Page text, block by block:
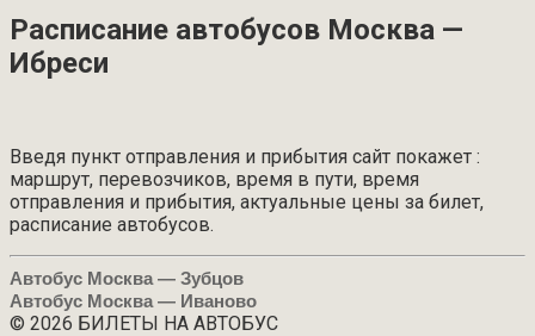
Расписание автобусов Москва —
Ибреси
Введя пункт отправления и прибытия сайт покажет :
маршрут, перевозчиков, время в пути, время
отправления и прибытия, актуальные цены за билет,
расписание автобусов.
Автобус Москва — Зубцов
Автобус Москва — Иваново
© 2026 БИЛЕТЫ НА АВТОБУС